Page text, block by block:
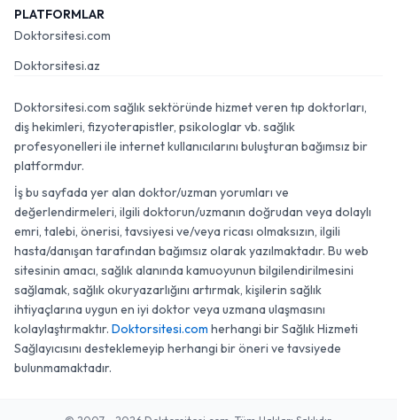
PLATFORMLAR
Doktorsitesi.com
Doktorsitesi.az
Doktorsitesi.com sağlık sektöründe hizmet veren tıp doktorları,
diş hekimleri, fizyoterapistler, psikologlar vb. sağlık
profesyonelleri ile internet kullanıcılarını buluşturan bağımsız bir
platformdur.
İş bu sayfada yer alan doktor/uzman yorumları ve
değerlendirmeleri, ilgili doktorun/uzmanın doğrudan veya dolaylı
emri, talebi, önerisi, tavsiyesi ve/veya ricası olmaksızın, ilgili
hasta/danışan tarafından bağımsız olarak yazılmaktadır. Bu web
sitesinin amacı, sağlık alanında kamuoyunun bilgilendirilmesini
sağlamak, sağlık okuryazarlığını artırmak, kişilerin sağlık
ihtiyaçlarına uygun en iyi doktor veya uzmana ulaşmasını
kolaylaştırmaktır. Doktorsitesi.com herhangi bir Sağlık Hizmeti
Sağlayıcısını desteklemeyip herhangi bir öneri ve tavsiyede
bulunmamaktadır.